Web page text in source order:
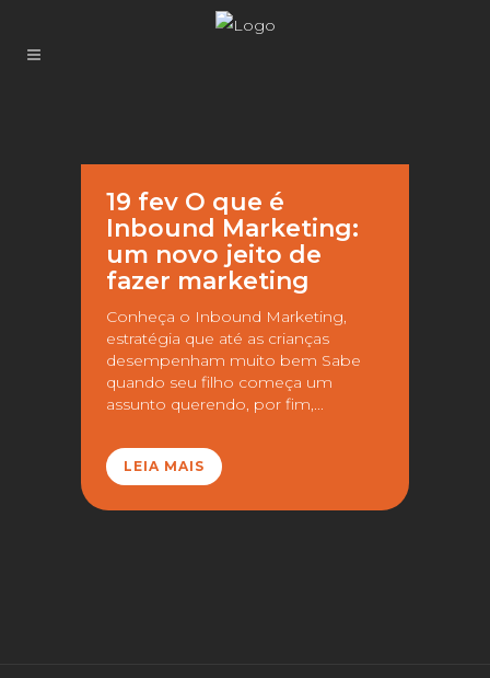
19 fev O que é
Inbound Marketing:
um novo jeito de
fazer marketing
Conheça o Inbound Marketing,
estratégia que até as crianças
desempenham muito bem Sabe
quando seu filho começa um
assunto querendo, por fim,...
LEIA MAIS